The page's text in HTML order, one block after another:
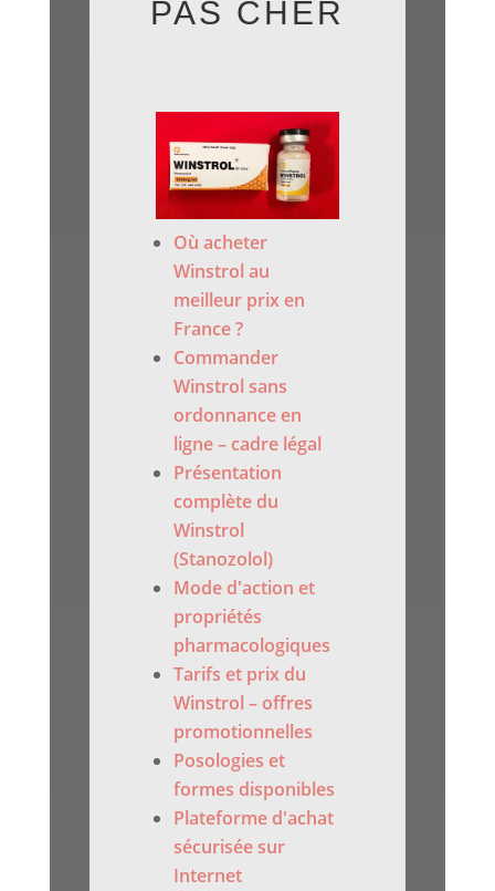
PAS CHER
Où acheter
Winstrol au
meilleur prix en
France ?
Commander
Winstrol sans
ordonnance en
ligne – cadre légal
Présentation
complète du
Winstrol
(Stanozolol)
Mode d'action et
propriétés
pharmacologiques
Tarifs et prix du
Winstrol – offres
promotionnelles
Posologies et
formes disponibles
Plateforme d'achat
sécurisée sur
Internet